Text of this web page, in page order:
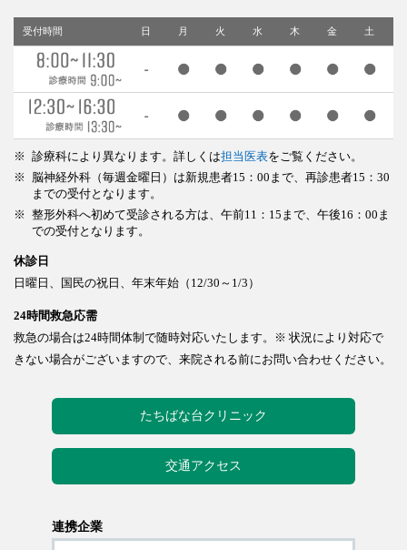
受付時間 日 月 火 水 木 金 土
診療科により異なります。詳しくは担当医表をご覧ください。
脳神経外科（毎週金曜日）は新規患者15：00まで、再診患者15：30
までの受付となります。
整形外科へ初めて受診される方は、午前11：15まで、午後16：00ま
での受付となります。
休診日
日曜日、国民の祝日、年末年始（12/30～1/3）
24時間救急応需
救急の場合は24時間体制で随時対応いたします。※ 状況により対応で
きない場合がございますので、来院される前にお問い合わせください。
たちばな台クリニック
交通アクセス
連携企業